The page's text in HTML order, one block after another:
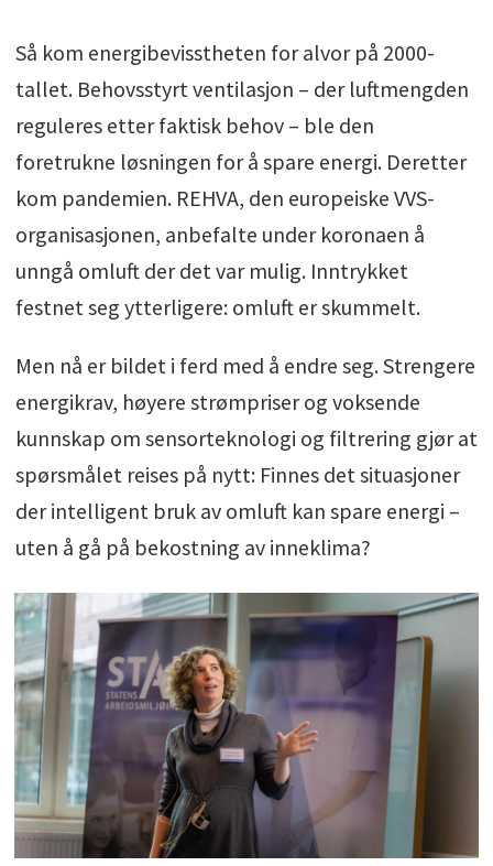
som del av tilluften. Den blandes vanligvis
med en andel friskluft (uteluft) før den
sendes inn igjen.
Omluft er ikke det samme som varme­
gjenvinning. I et varme­
gjenvinningssystem overføres energi mellom
avtrekk og tilluft uten at luftstrømmene
blandes. Varme­gjenvinning er etablert
praksis i Norge og kan gjenvinne opptil 90
Potensiell gevinst: Redusert energibruk til
oppvarming/kjøling av uteluft, bedre termisk
komfort, enklere fuktkontroll.
og bioeffluenter. Økt risiko for spredning av
luftbåren smitte dersom filtrering og styring
ikke er tilstrekkelig.
Så kom energibevisstheten for alvor på 2000-
tallet. Behovsstyrt ventilasjon – der luftmengden
reguleres etter faktisk behov – ble den
foretrukne løsningen for å spare energi. Deretter
kom pandemien. REHVA, den europeiske VVS-
organisasjonen, anbefalte under koronaen å
unngå omluft der det var mulig. Inntrykket
festnet seg ytterligere: omluft er skummelt.
Men nå er bildet i ferd med å endre seg. Strengere
energikrav, høyere strømpriser og voksende
kunnskap om sensorteknologi og filtrering gjør at
spørsmålet reises på nytt: Finnes det situasjoner
der intelligent bruk av omluft kan spare energi –
uten å gå på bekostning av inneklima?